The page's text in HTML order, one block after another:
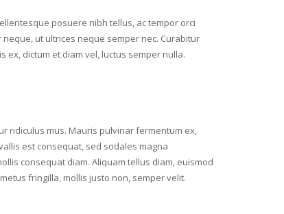
posuere nibh tellus, ac tempor orci
ut ultrices neque semper nec. Curabitur
ex, dictum et diam vel, luctus semper nulla.
ridiculus mus. Mauris pulvinar fermentum ex,
est consequat, sed sodales magna
consequat diam. Aliquam tellus diam, euismod
fringilla, mollis justo non, semper velit.